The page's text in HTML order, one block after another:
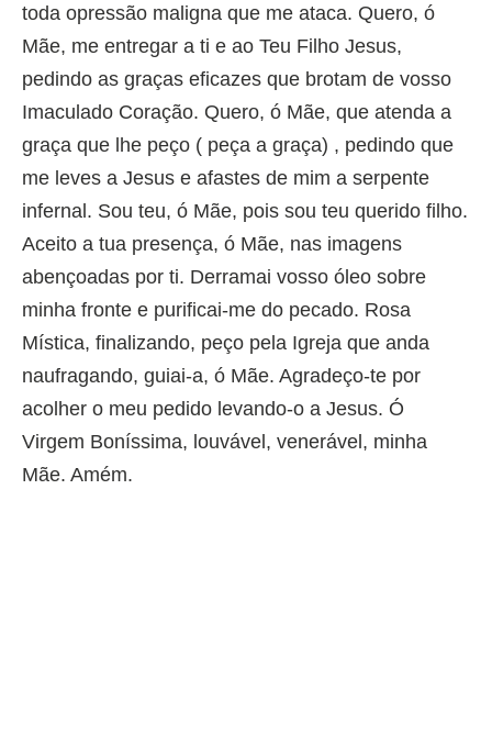
toda opressão maligna que me ataca. Quero, ó
Mãe, me entregar a ti e ao Teu Filho Jesus,
pedindo as graças eficazes que brotam de vosso
Imaculado Coração. Quero, ó Mãe, que atenda a
graça que lhe peço ( peça a graça) , pedindo que
me leves a Jesus e afastes de mim a serpente
infernal. Sou teu, ó Mãe, pois sou teu querido filho.
Aceito a tua presença, ó Mãe, nas imagens
abençoadas por ti. Derramai vosso óleo sobre
minha fronte e purificai-me do pecado. Rosa
Mística, finalizando, peço pela Igreja que anda
naufragando, guiai-a, ó Mãe. Agradeço-te por
acolher o meu pedido levando-o a Jesus. Ó
Virgem Boníssima, louvável, venerável, minha
Mãe. Amém.